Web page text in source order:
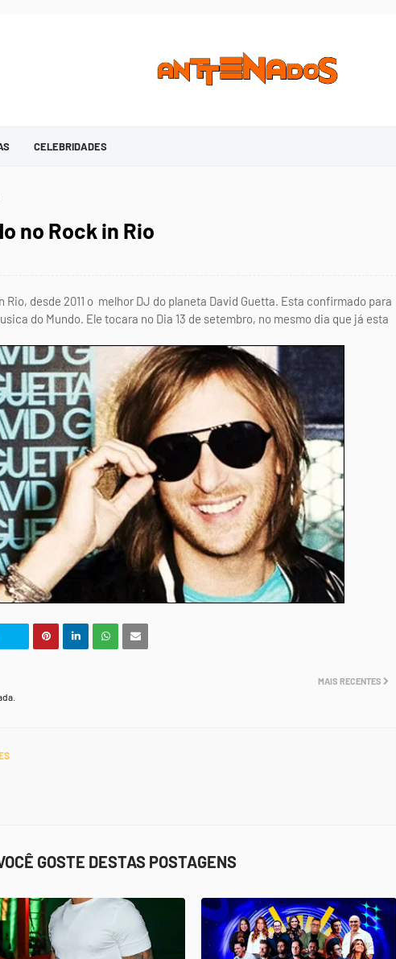
CELEBRIDADES
no Rock in Rio
desde 2011 o melhor DJ do planeta David Guetta. Esta confirmado para
do Mundo. Ele tocara no Dia 13 de setembro, no mesmo dia que já esta
MAIS RECENTES
GOSTE DESTAS POSTAGENS